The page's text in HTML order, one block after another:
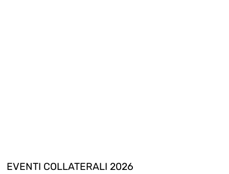
EVENTI COLLATERALI 2026